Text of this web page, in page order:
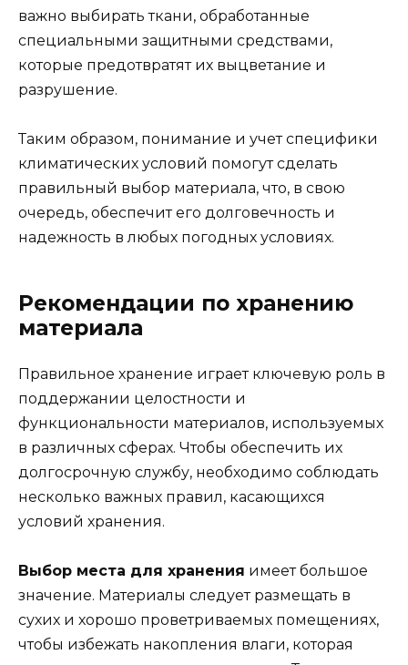
важно выбирать ткани, обработанные
специальными защитными средствами,
которые предотвратят их выцветание и
разрушение.
Таким образом, понимание и учет специфики
климатических условий помогут сделать
правильный выбор материала, что, в свою
очередь, обеспечит его долговечность и
надежность в любых погодных условиях.
Рекомендации по хранению
материала
Правильное хранение играет ключевую роль в
поддержании целостности и
функциональности материалов, используемых
в различных сферах. Чтобы обеспечить их
долгосрочную службу, необходимо соблюдать
несколько важных правил, касающихся
условий хранения.
Выбор места для хранения имеет большое
значение. Материалы следует размещать в
сухих и хорошо проветриваемых помещениях,
чтобы избежать накопления влаги, которая